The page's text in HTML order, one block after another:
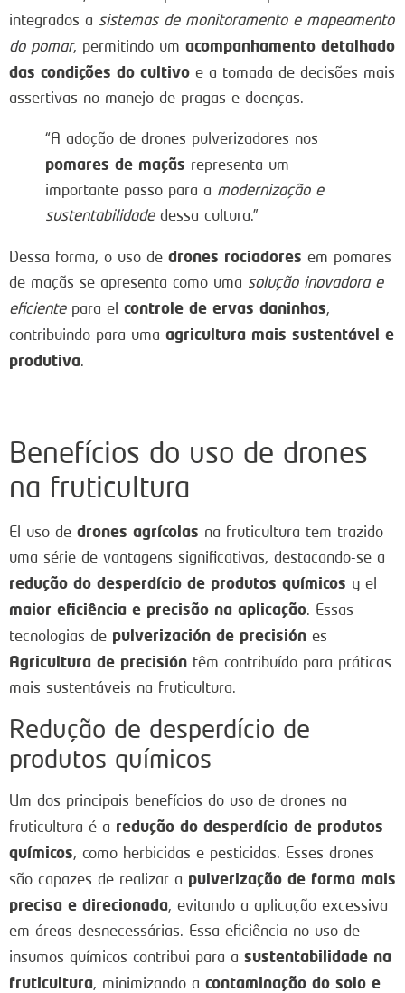
integrados a sistemas de monitoramento e mapeamento
do pomar, permitindo um acompanhamento detalhado
das condições do cultivo e a tomada de decisões mais
assertivas no manejo de pragas e doenças.
“A adoção de drones pulverizadores nos
pomares de maçãs representa um
importante passo para a modernização e
sustentabilidadedessa cultura.”
Dessa forma, o uso de drones rociadores em pomares
de maçãs se apresenta como uma solução inovadora e
eficientepara el controle de ervas daninhas,
contribuindo para uma agricultura mais sustentável e
produtiva.
Benefícios do uso de drones
na fruticultura
El uso de drones agrícolas na fruticultura tem trazido
uma série de vantagens significativas, destacando-se a
redução do desperdício de produtos químicos y el
maior eficiência e precisão na aplicação. Essas
tecnologias de pulverización de precisión es
Agricultura de precisión têm contribuído para práticas
mais sustentáveis na fruticultura.
Redução de desperdício de
produtos químicos
Um dos principais benefícios do uso de drones na
fruticultura é a redução do desperdício de produtos
químicos, como herbicidas e pesticidas. Esses drones
são capazes de realizar a pulverização de forma mais
precisa e direcionada, evitando a aplicação excessiva
em áreas desnecessárias. Essa eficiência no uso de
insumos químicos contribui para a sustentabilidade na
fruticultura, minimizando a contaminação do solo e